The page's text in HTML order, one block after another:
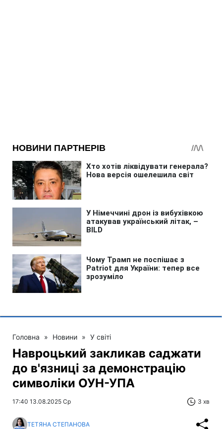
Головна » Новини » У світі
Навроцький закликав саджати
до в'язниці за демонстрацію
символіки ОУН-УПА
17:40 13.08.2025 Ср 3 хв
ТЕТЯНА СТЕПАНОВА